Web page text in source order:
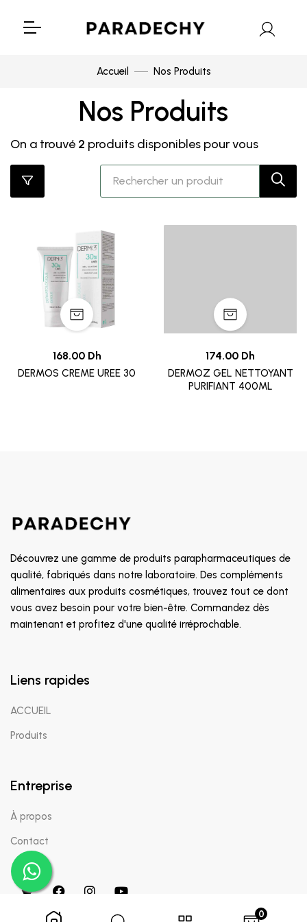
0
Accueil Nos Produits
Nos Produits
On a trouvé 2 produits disponibles pour vous
168.00 Dh
DERMOS CREME UREE 30
174.00 Dh
DERMOZ GEL NETTOYANT
PURIFIANT 400ML
Découvrez une gamme de produits parapharmaceutiques de
qualité, fabriqués dans notre laboratoire. Des compléments
alimentaires aux produits cosmétiques, trouvez tout ce dont
vous avez besoin pour votre bien-être. Commandez dès
maintenant et profitez d'une qualité irréprochable.
Liens rapides
ACCUEIL
Produits
Entreprise
À propos
Contact